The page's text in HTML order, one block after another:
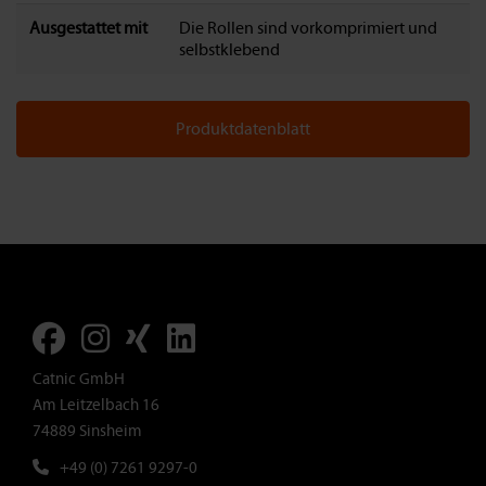
Ausgestattet mit
Die Rollen sind vorkomprimiert und
selbstklebend
Produktdatenblatt
Catnic GmbH
Am Leitzelbach 16
74889 Sinsheim
+49 (0) 7261 9297-0